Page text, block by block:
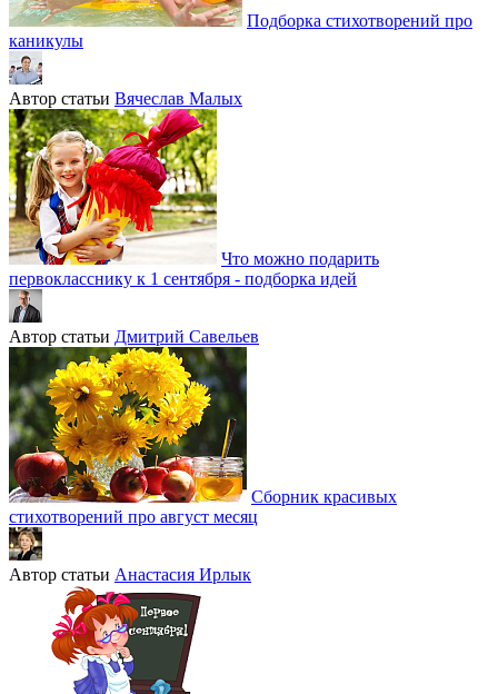
Подборка стихотворений про
каникулы
Автор статьи Вячеслав Малых
Что можно подарить
первокласснику к 1 сентября - подборка идей
Автор статьи Дмитрий Савельев
Сборник красивых
стихотворений про август месяц
Автор статьи Анастасия Ирлык